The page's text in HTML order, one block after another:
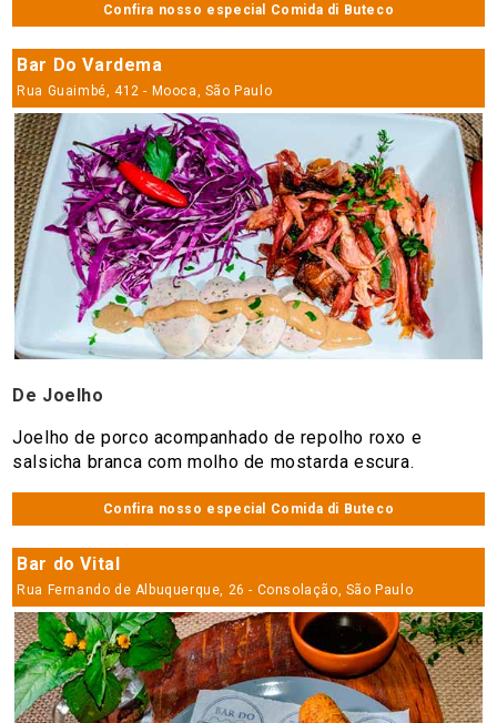
Confira nosso especial Comida di Buteco
Bar Do Vardema
Rua Guaimbé, 412 - Mooca, São Paulo
De Joelho
Joelho de porco acompanhado de repolho roxo e
salsicha branca com molho de mostarda escura.
Confira nosso especial Comida di Buteco
Bar do Vital
Rua Fernando de Albuquerque, 26 - Consolação, São Paulo